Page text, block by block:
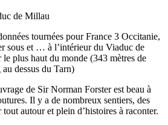
de Millau
tournées pour France 3 Occitanie,
sous et … à l’intérieur du Viaduc de
plus haut du monde (343 mètres de
dessus du Tarn)
de Sir Norman Forster est beau à
Il y a de nombreux sentiers, des
autour et plein d’histoires à raconter.